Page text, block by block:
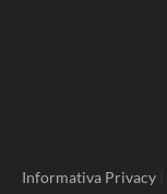
Informativa Privacy